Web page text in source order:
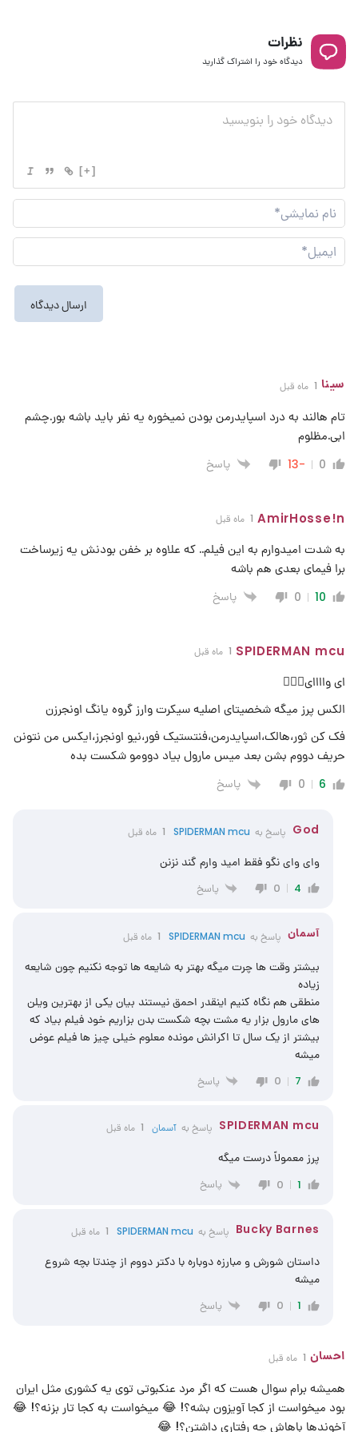
نظرات
دیدگاه خود را اشتراک گذارید
[+]
نام
سینا 1 ماه قبل
تام هالند به درد اسپایدرمن بودن نمیخوره یه نفر باید باشه بور.چشم
ابی.مظلوم
0
-13 پاسخ
AmirHosse!n 1 ماه قبل
به شدت امیدوارم به این فیلم.. که علاوه بر خفن بودنش یه زیرساخت
برا فیمای بعدی هم باشه
10
0 پاسخ
SPIDERMAN mcu 1 ماه قبل
ای واااای🤦🏻‍♂️
الکس پرز میگه شخصیتای اصلیه سیکرت وارز گروه یانگ اونجرزن
فک کن ثور،هالک،اسپایدرمن،فنتستیک فور،نیو اونجرز،ایکس من نتونن
حریف دووم بشن بعد میس مارول بیاد دوومو شکست بده
6
0 پاسخ
God پاسخ به SPIDERMAN mcu 1 ماه قبل
وای وای نگو فقط امید وارم گند نزنن
4
0 پاسخ
آسمان پاسخ به SPIDERMAN mcu 1 ماه قبل
بیشتر وقت ها چرت میگه بهتر به شایعه ها توجه نکنیم چون شایعه
زیاده
منطقی هم نگاه کنیم اینقدر احمق نیستند بیان یکی از بهترین ویلن
های مارول بزار یه مشت بچه شکست بدن بزاریم خود فیلم بیاد که
بیشتر از یک سال تا اکرانش مونده معلوم خیلی چیز ها فیلم عوض
میشه
7
0 پاسخ
SPIDERMAN mcu پاسخ بهآسمان 1 ماه قبل
پرز معمولاً درست میگه
1
0 پاسخ
Bucky Barnes پاسخ به SPIDERMAN mcu 1 ماه قبل
داستان شورش و مبارزه دوباره با دکتر دووم از چندتا بچه شروع
میشه
1
0 پاسخ
احسان 1 ماه قبل
همیشه برام سوال هست که اگر مرد عنکبوتی توی یه کشوری مثل ایران
بود میخواست از کجا آویزون بشه؟! 😂 میخواست به کجا تار بزنه؟! 😂
آخوندها باهاش چه رفتاری داشتن؟! 😂